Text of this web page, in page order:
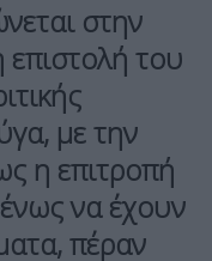
στην
του
με την
η επιτροπή
να έχουν
πέραν